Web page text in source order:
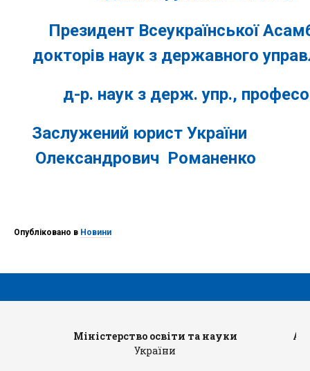
Президент Всеукраїнської
докторів наук з державного
д-р. наук з держ. упр.,
Заслужений юрист України
Олександрович
Опубліковано в Новини
Міністерство освіти та науки
України